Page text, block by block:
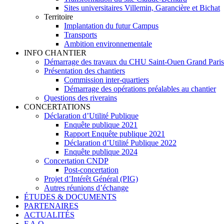
Sites universitaires Villemin, Garancière et Bichat
Territoire
Implantation du futur Campus
Transports
Ambition environnementale
INFO CHANTIER
Démarrage des travaux du CHU Saint-Ouen Grand
Présentation des chantiers
Commission inter-quartiers
Démarrage des opérations préalables au chantier
Questions des riverains
CONCERTATIONS
Déclaration d’Utilité Publique
Enquête publique 2021
Rapport Enquête publique 2021
Déclaration d’Utilité Publique 2022
Enquête publique 2024
Concertation CNDP
Post-concertation
Projet d’Intérêt Général (PIG)
Autres réunions d’échange
ÉTUDES & DOCUMENTS
PARTENAIRES
ACTUALITÉS